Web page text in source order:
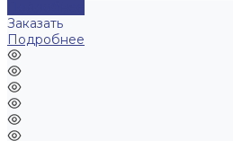
Заказать
Подробнее